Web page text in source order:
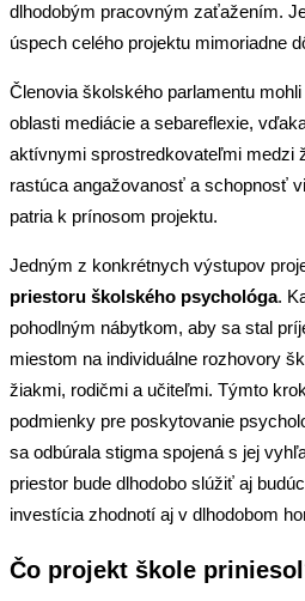
dlhodobým pracovným zaťažením.
úspech celého projektu mimoriadne
Členovia školského parlamentu
oblasti mediácie a sebareflexie,
aktívnymi sprostredkovateľmi medzi
rastúca angažovanosť a schopnosť
patria k prínosom projektu.
Jedným z konkrétnych výstupov
priestoru školského psychológa.
pohodlným nábytkom, aby sa stal
miestom na individuálne rozhovory
žiakmi, rodičmi a učiteľmi. Týmto
podmienky pre poskytovanie
sa odbúrala stigma spojená s jej
priestor bude dlhodobo slúžiť aj
investícia zhodnotí aj v dlhodobom
Čo projekt škole